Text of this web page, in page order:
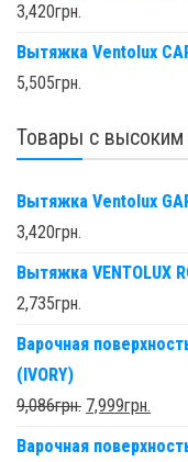
3,420грн.
Вытяжка Ventolux
5,505грн.
Товары с высоким
Вытяжка Ventolux
3,420грн.
Вытяжка VENTOLUX
2,735грн.
Варочная
(IVORY)
9,086грн. 7,999грн.
Варочная